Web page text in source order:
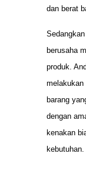
dan berat
berusaha
produk.
melakukan
barang
dengan
kenakan
kebutuhan.